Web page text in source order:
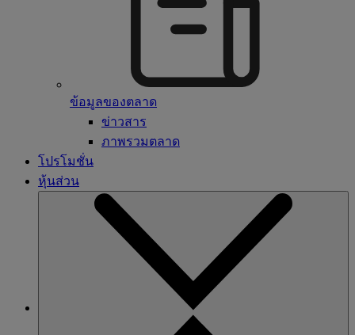
ข้อมูลของตลาด
ข่าวสาร
ภาพรวมตลาด
โปรโมชั่น
หุ้นส่วน